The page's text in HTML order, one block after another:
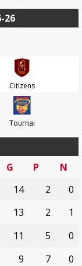
26
Citizens
Tournai
G P
N
14 2
0
13 2
1
11 5
0
9 7
0